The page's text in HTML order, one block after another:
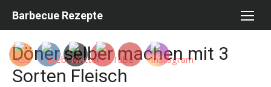
content
Barbecue Rezepte
Döner selber machen mit 3
Sorten Fleisch